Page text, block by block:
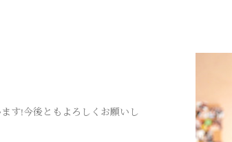
す!今後ともよろしくお願いし